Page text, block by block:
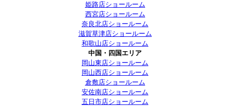
姫路店ショールーム
西宮店ショールーム
奈良北店ショールーム
滋賀草津店ショールーム
和歌山店ショールーム
中国・四国エリア
岡山東店ショールーム
岡山西店ショールーム
倉敷店ショールーム
安佐南店ショールーム
五日市店ショールーム